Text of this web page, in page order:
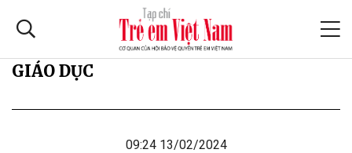
GIÁO DỤC
09:24 13/02/2024